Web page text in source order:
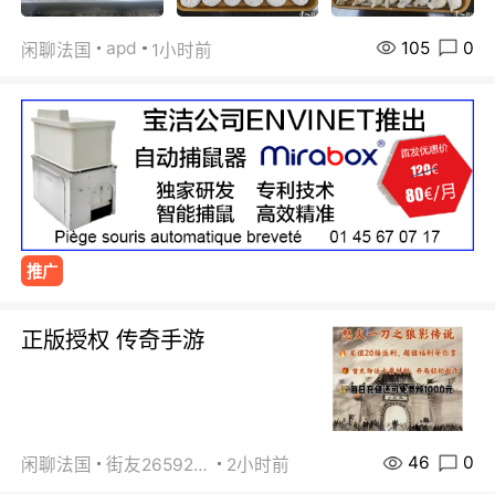
闲聊法国 apd 1小时前 105 0
推广
正版授权 传奇手游
闲聊法国 街友26592800 2小时前 46 0